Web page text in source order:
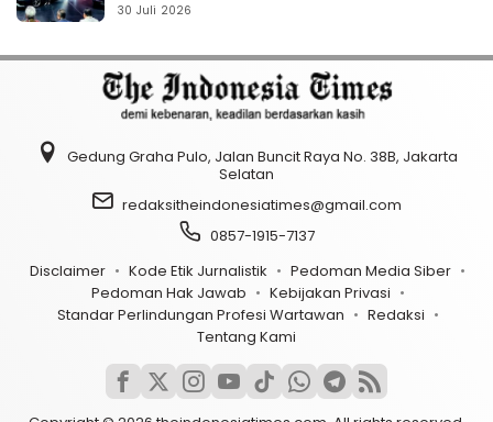
30 Juli 2026
Gedung Graha Pulo, Jalan Buncit Raya No. 38B, Jakarta
Selatan
redaksitheindonesiatimes@gmail.com
0857-1915-7137
Disclaimer
Kode Etik Jurnalistik
Pedoman Media Siber
Pedoman Hak Jawab
Kebijakan Privasi
Standar Perlindungan Profesi Wartawan
Redaksi
Tentang Kami